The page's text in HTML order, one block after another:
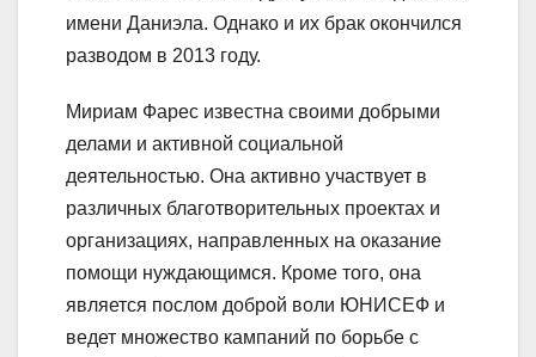
имени Даниэла. Однако и их брак окончился
разводом в 2013 году.
Мириам Фарес известна своими добрыми
делами и активной социальной
деятельностью. Она активно участвует в
различных благотворительных проектах и
организациях, направленных на оказание
помощи нуждающимся. Кроме того, она
является послом доброй воли ЮНИСЕФ и
ведет множество кампаний по борьбе с